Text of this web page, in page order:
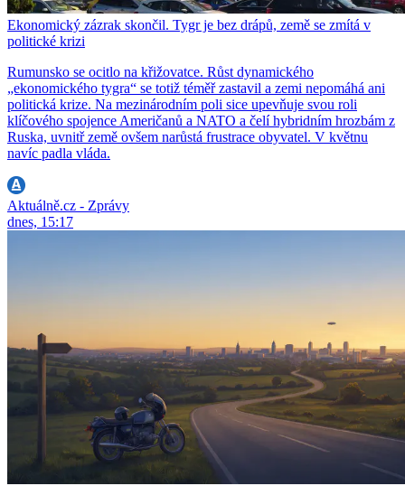
Ekonomický zázrak skončil. Tygr je bez drápů, země se zmítá v
politické krizi
Rumunsko se ocitlo na křižovatce. Růst dynamického
„ekonomického tygra“ se totiž téměř zastavil a zemi nepomáhá ani
politická krize. Na mezinárodním poli sice upevňuje svou roli
klíčového spojence Američanů a NATO a čelí hybridním hrozbám z
Ruska, uvnitř země ovšem narůstá frustrace obyvatel. V květnu
navíc padla vláda.
Aktuálně.cz - Zprávy
dnes, 15:17